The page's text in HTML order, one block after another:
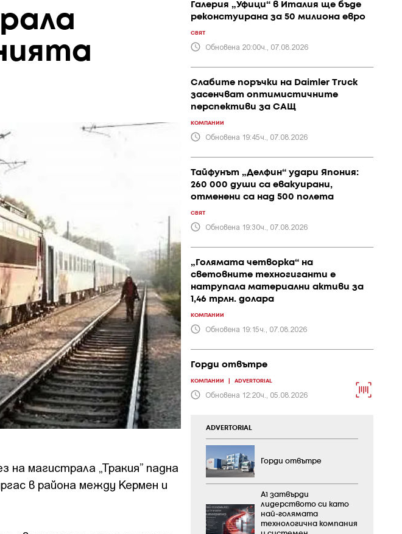
магистрала „Тракия” падна
в района между Кермен и
Галерия „Уфици“ в Италия ще бъде
реконстуирана за 50 милиона евро
СВЯТ
Обновена 20:00ч., 07.08.2026
Слабите поръчки на Daimler Truck
засенчват оптимистичните
перспективи за САЩ
КОМПАНИИ
Обновена 19:45ч., 07.08.2026
Тайфунът „Делфин“ удари Япония:
260 000 души са евакуирани,
отменени са над 500 полета
СВЯТ
Обновена 19:30ч., 07.08.2026
„Голямата четворка“ на
световните техногиганти е
натрупала материални активи за
1,46 трлн. долара
КОМПАНИИ
Обновена 19:15ч., 07.08.2026
Горди отвътре
КОМПАНИИ ADVERTORIAL
Обновена 12:20ч., 05.08.2026
ADVERTORIAL
Горди отвътре
А1 затвърди
лидерството си като
най-голямата
технологична компания